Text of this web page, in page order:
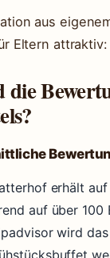
aus
Eltern
die
erhält
auf über 100
wird